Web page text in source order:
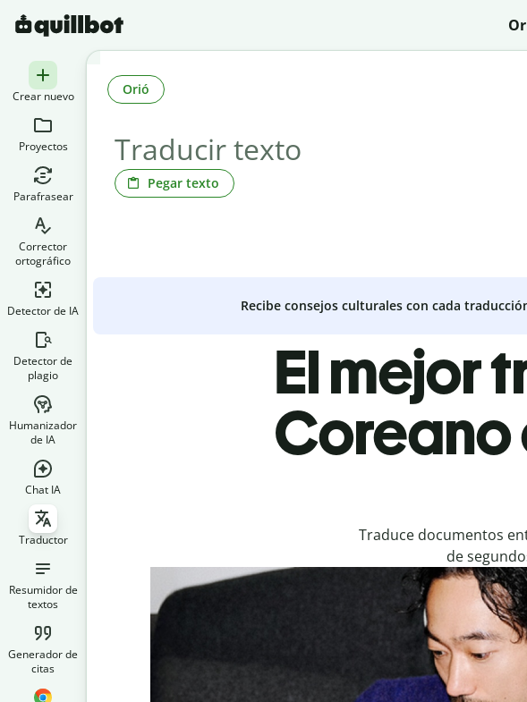
Crear nuevo
Proyectos
Parafrasear
Corrector
ortográfico
Detector de IA
Detector de
plagio
Humanizador
de IA
Chat IA
Traductor
Resumidor de
textos
Generador de
citas
Pegar texto
Orió
Recibe consejos culturales con cada
El mejor
Coreano
Traduce documentos
de